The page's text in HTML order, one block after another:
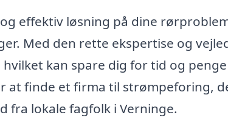
effektiv løsning på dine
Med den rette ekspertise og
kan spare dig for tid og
at finde et firma til strømpeforing,
fra lokale fagfolk i Verninge.